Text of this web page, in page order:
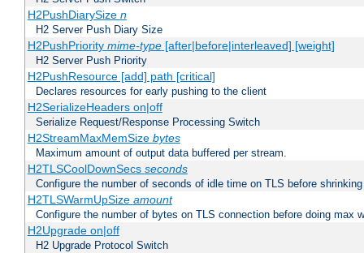
H2PushDiarySize n
H2 Server Push Diary Size
H2PushPriority mime-type[after|before|interleaved] [weight]
H2 Server Push Priority
H2PushResource [add] path [critical]
Declares resources for early pushing to the client
H2SerializeHeaders on|off
Serialize Request/Response Processing Switch
H2StreamMaxMemSize bytes
Maximum amount of output data buffered per stream.
H2TLSCoolDownSecs seconds
Configure the number of seconds of idle time on TLS before
H2TLSWarmUpSize amount
Configure the number of bytes on TLS connection before doing max
H2Upgrade on|off
H2 Upgrade Protocol Switch